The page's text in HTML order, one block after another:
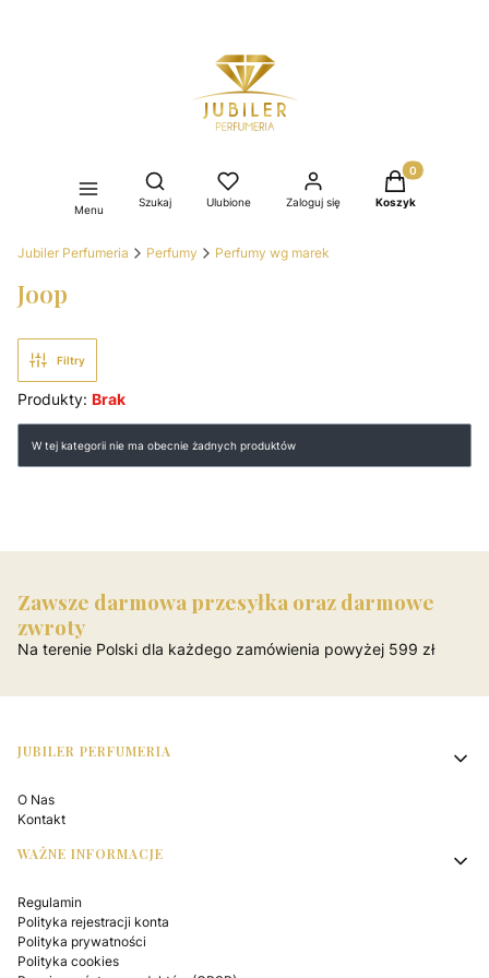
Menu
Otwórz wyszukiwarkę
Szukaj Ulubione Zaloguj się
Produkty w
Koszyk
Jubiler Perfumeria Perfumy Perfumy wg marek
Joop
Filtry
Produkty: Brak
Lista produktów
W tej kategorii nie ma obecnie żadnych produktów
Zawsze darmowa przesyłka oraz darmowe
zwroty
Na terenie Polski dla każdego zamówienia powyżej 599 zł
Linki w stopce
JUBILER PERFUMERIA
O Nas
Kontakt
WAŻNE INFORMACJE
Regulamin
Polityka rejestracji konta
Polityka prywatności
Polityka cookies